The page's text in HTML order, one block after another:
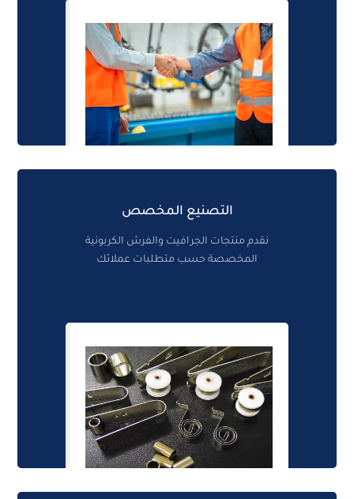
التصنيع المخصص
نقدم منتجات الجرافيت والفرش الكربونية
المخصصة حسب متطلبات عملائك